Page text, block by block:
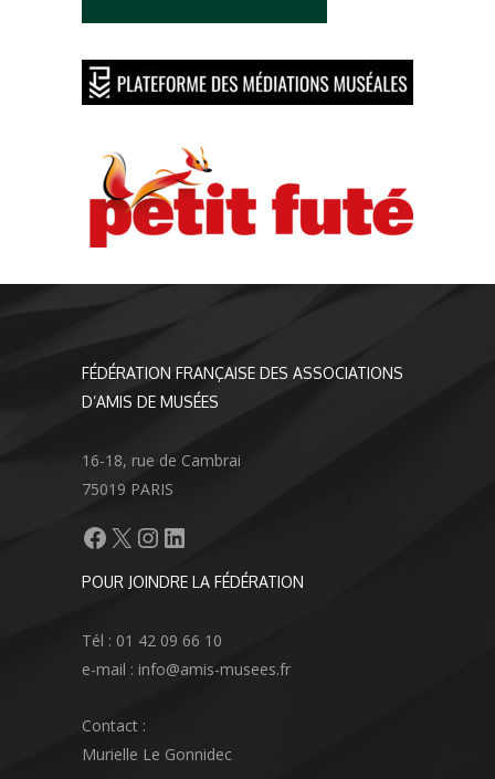
FÉDÉRATION FRANÇAISE DES ASSOCIATIONS
D’AMIS DE MUSÉES
16-18, rue de Cambrai
75019 PARIS
Facebook
X Instagram
LinkedIn
POUR JOINDRE LA FÉDÉRATION
Tél : 01 42 09 66 10
e-mail : info@amis-musees.fr
Contact :
Murielle Le Gonnidec